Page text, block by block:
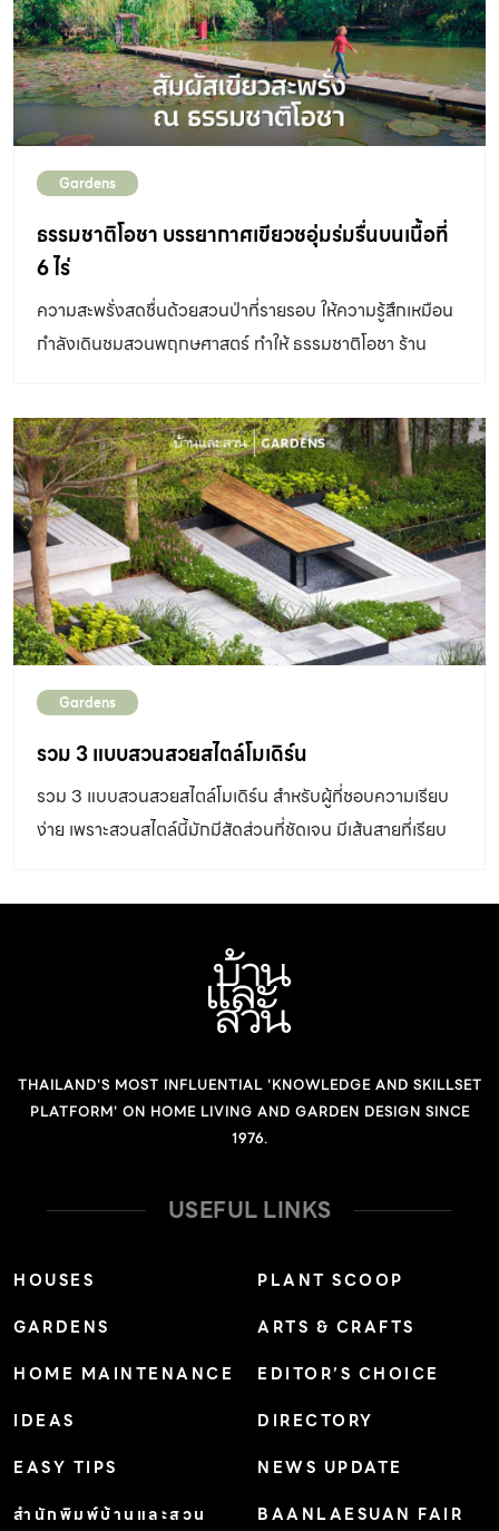
Gardens
ธรรมชาติโอชา บรรยากาศเขียวชอุ่มร่มรื่นบนเนื้อที่
6 ไร่
ความสะพรั่งสดชื่นด้วยสวนป่าที่รายรอบ ให้ความรู้สึกเหมือน
กำลังเดินชมสวนพฤกษศาสตร์ ทำให้ ธรรมชาติโอชา ร้าน
Gardens
รวม 3 แบบสวนสวยสไตล์โมเดิร์น
รวม 3 แบบสวนสวยสไตล์โมเดิร์น สำหรับผู้ที่ชอบความเรียบ
ง่าย เพราะสวนสไตล์นี้มักมีสัดส่วนที่ชัดเจน มีเส้นสายที่เรียบ
THAILAND'S MOST INFLUENTIAL 'KNOWLEDGE AND SKILLSET
PLATFORM' ON HOME LIVING AND GARDEN DESIGN SINCE
1976.
USEFUL LINKS
HOUSES
GARDENS
HOME MAINTENANCE
IDEAS
EASY TIPS
สำนักพิมพ์บ้านและสวน
PLANT SCOOP
ARTS & CRAFTS
EDITOR’S CHOICE
DIRECTORY
NEWS UPDATE
BAANLAESUAN FAIR